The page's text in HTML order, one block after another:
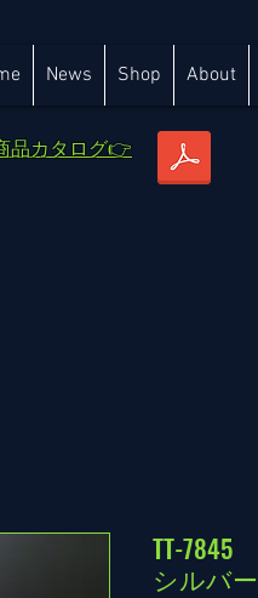
News Shop About
品カタログ👉
TT-7845
シルバ